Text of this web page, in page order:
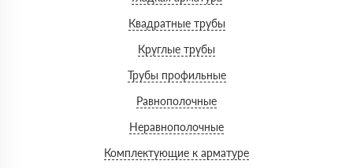
Квадратные трубы
Круглые трубы
Трубы профильные
Равнополочные
Неравнополочные
Комплектующие к арматуре